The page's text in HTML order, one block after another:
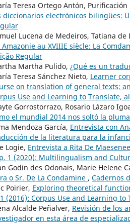
Teresa Ortego Antón, Purificación
diccionarios electrónicos bilingües:
Lucena de Medeiros, Tatiana de
Amazonie au XVIIIE siècle: La
Regular
Martha Pulido, ¿Qué es un
Teresa Sánchez Nieto, Learner
on translation of general texts:
Use and Learning to Translate,
Gorrostorrazo, Rosario Lázaro
el mundial 2014 nos soltó la pluma
Mendoza García, Entrevista con
de la literatura para la
Logie, Entrevista a Rita De
1 (2020): Multilingualism and
Godin des Odonais, Marie Helene
o Sr. De La Condamine , Cadernos
Poirier, Exploring theoretical
(2016): Corpus Use and Learning to
Alcalde Peñalver, Revisión de los
en esta área de